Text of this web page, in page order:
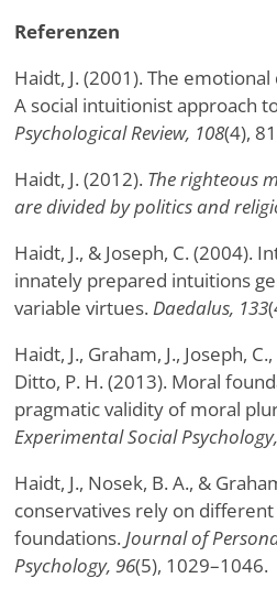
Referenzen
Haidt, J. (2001). The
A social intuitionist approach
Psychological Review, 108(4),
Haidt, J. (2012). The righteous
are divided by politics and
Haidt, J., & Joseph, C. (2004).
innately prepared intuitions
variable virtues. Daedalus, 133
Haidt, J., Graham, J., Joseph,
Ditto, P. H. (2013). Moral
pragmatic validity of moral
Experimental Social
Haidt, J., Nosek, B. A., &
conservatives rely on
foundations. Journal of
Psychology, 96(5), 1029–1046.